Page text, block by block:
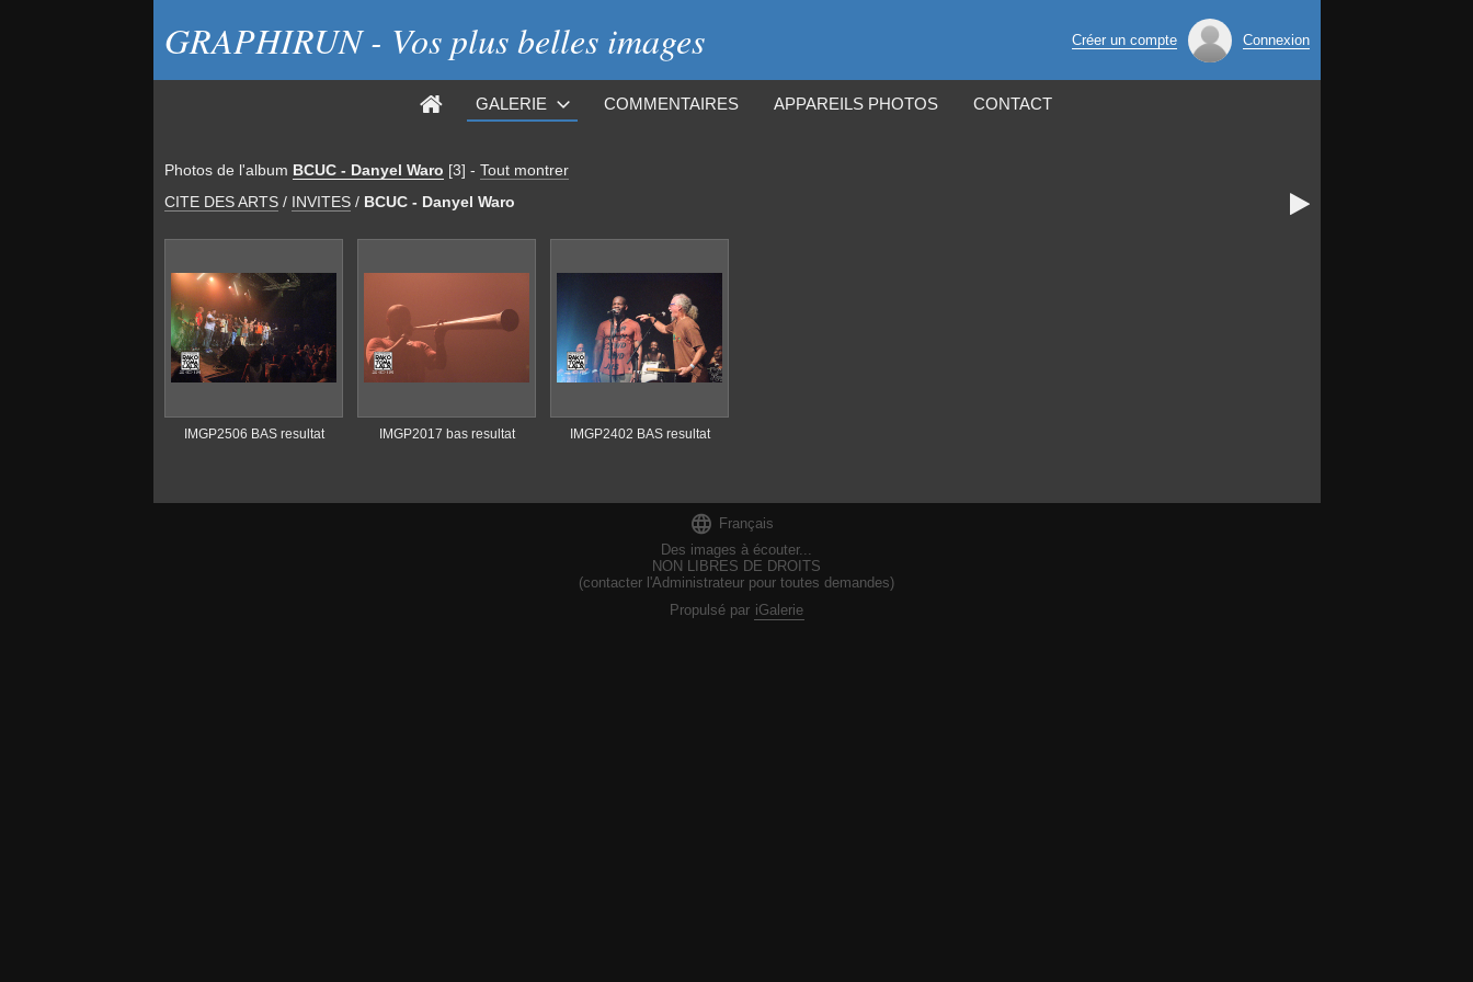
GRAPHIRUN - Vos plus belles images Créer un compte Connexion
GALERIE COMMENTAIRES APPAREILS PHOTOS CONTACT
Photos de l'album BCUC - Danyel Waro [3] - Tout montrer
CITE DES ARTS / INVITES / BCUC - Danyel Waro 
IMGP2506 BAS resultat IMGP2017 bas resultat IMGP2402 BAS resultat
 Français
Des images à écouter...
NON LIBRES DE DROITS
(contacter l'Administrateur pour toutes demandes)
Propulsé par iGalerie